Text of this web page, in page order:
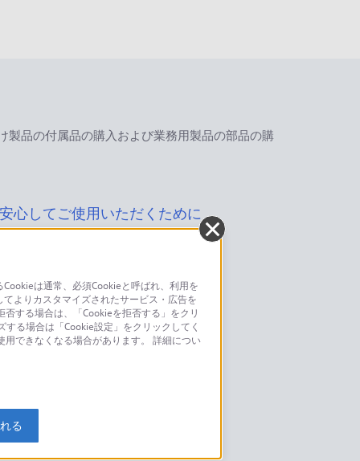
製品の付属品の購入および業務用製品の部品の購
心してご使用いただくために
問い合わせ
ちら
デルに関してのご案内はこちら
は通常、必須Cookieと呼ばれ、利用を
よりカスタマイズされたサービス・広告を
する場合は、「Cookieを拒否する」をクリ
る場合は「Cookie設定」をクリックしてく
できなくなる場合があります。 詳細につい
る